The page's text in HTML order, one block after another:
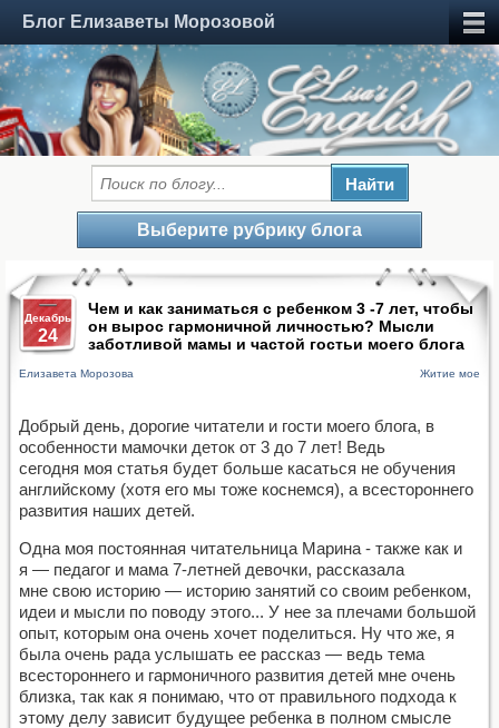
Блог Елизаветы Морозовой
Выберите рубрику блога
Декабрь
24
Чем и как заниматься с ребенком 3 -7 лет, чтобы
он вырос гармоничной личностью? Мысли
заботливой мамы и частой гостьи моего блога
Елизавета Морозова Житие мое
Добрый день, дорогие читатели и гости моего блога, в
особенности мамочки деток от 3 до 7 лет! Ведь
сегодня моя статья будет больше касаться не обучения
английскому (хотя его мы тоже коснемся), а всестороннего
развития наших детей.
Одна моя постоянная читательница Марина - также как и
я — педагог и мама 7-летней девочки, рассказала
мне свою историю — историю занятий со своим ребенком,
идеи и мысли по поводу этого... У нее за плечами большой
опыт, которым она очень хочет поделиться. Ну что же, я
была очень рада услышать ее рассказ — ведь тема
всестороннего и гармоничного развития детей мне очень
близка, так как я понимаю, что от правильного подхода к
этому делу зависит будущее ребенка в полном смысле